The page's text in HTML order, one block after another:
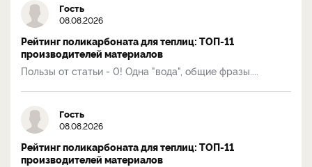
Гость
08.08.2026
Рейтинг поликарбоната для теплиц: ТОП-11
производителей материалов
Пользы от статьи - 0! Одна "вода", общие фразы....
Гость
08.08.2026
Рейтинг поликарбоната для теплиц: ТОП-11
производителей материалов